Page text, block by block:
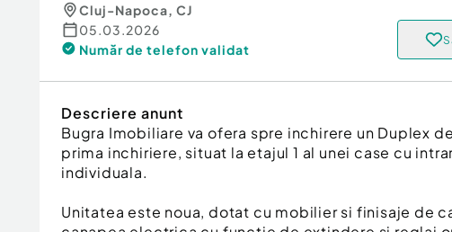
Cluj-Napoca, CJ
05.03.2026
Număr de telefon validat
Descriere anunt
Bugra Imobiliare va ofera spre inchirere un Duplex
prima inchiriere, situat la etajul 1 al unei case cu
individuala.
Unitatea este noua, dotat cu mobilier si finisaje de